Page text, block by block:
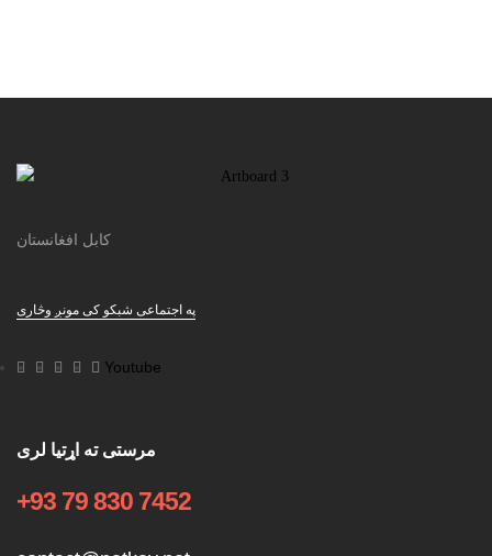
کابل افغانستان
په اجتماعی شبکو کی مونږ وڅاری
Youtube
مرستی ته اړتیا لری
+93 79 830 7452